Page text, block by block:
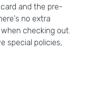
and the pre-
no extra
checking out.
special policies,